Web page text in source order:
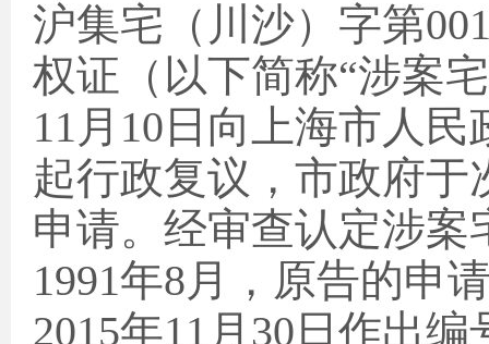
沪集宅（川沙）字第
权证（以下简称“涉案
11月 10 日向上海市人民
起行政复议，市政府
申请。经审查认定涉
1991年8月，原告的申
2015年11月 30 日作出编